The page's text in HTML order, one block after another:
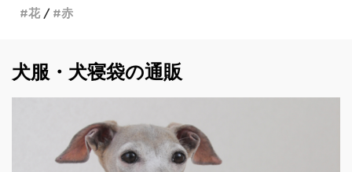
花
赤
犬服・犬寝袋の通販